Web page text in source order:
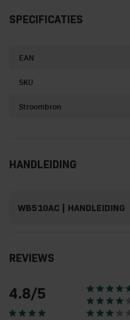
SPECIFICATIES
EAN
SKU
Stroombron
HANDLEIDING
WB510AC | HANDLEIDING
REVIEWS
4.8/5